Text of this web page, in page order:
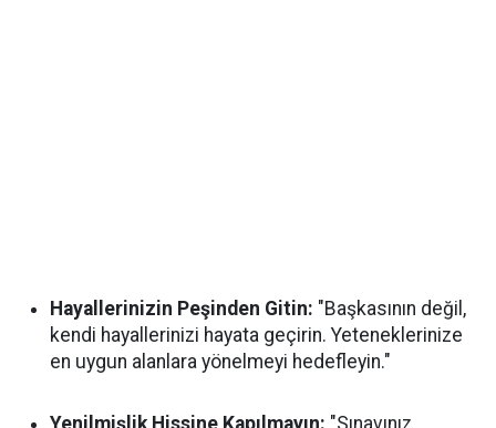
Hayallerinizin Peşinden Gitin: "Başkasının değil,
kendi hayallerinizi hayata geçirin. Yeteneklerinize
en uygun alanlara yönelmeyi hedefleyin."
Yenilmişlik Hissine Kapılmayın: "Sınavınız